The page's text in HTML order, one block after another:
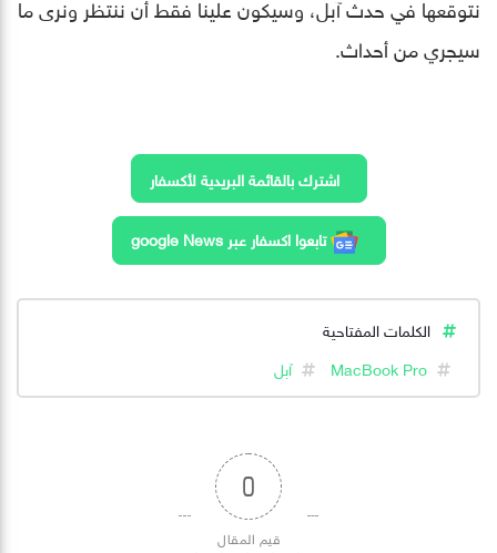
سيجري من أحداث.
اشترك بالقائمة البريدية لأكسفار
تابعوا اكسفار عبر google News
الكلمات المفتاحية
MacBook Pro
آبل
0
قيم المقال